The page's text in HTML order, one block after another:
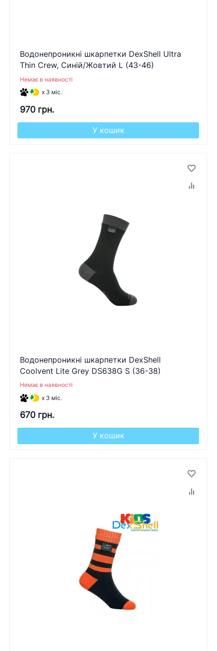
Водонепроникні шкарпетки DexShell Ultra
Thin Crew, Синій/Жовтий L (43-46)
Немає в наявності
x 3 міс.
970 грн.
У кошик
Водонепроникні шкарпетки DexShell
Coolvent Lite Grey DS638G S (36-38)
Немає в наявності
x 3 міс.
670 грн.
У кошик